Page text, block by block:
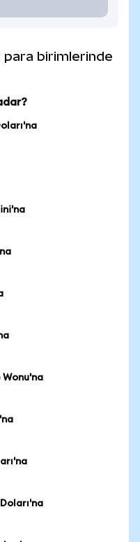
para birimlerinde
Wonu'na